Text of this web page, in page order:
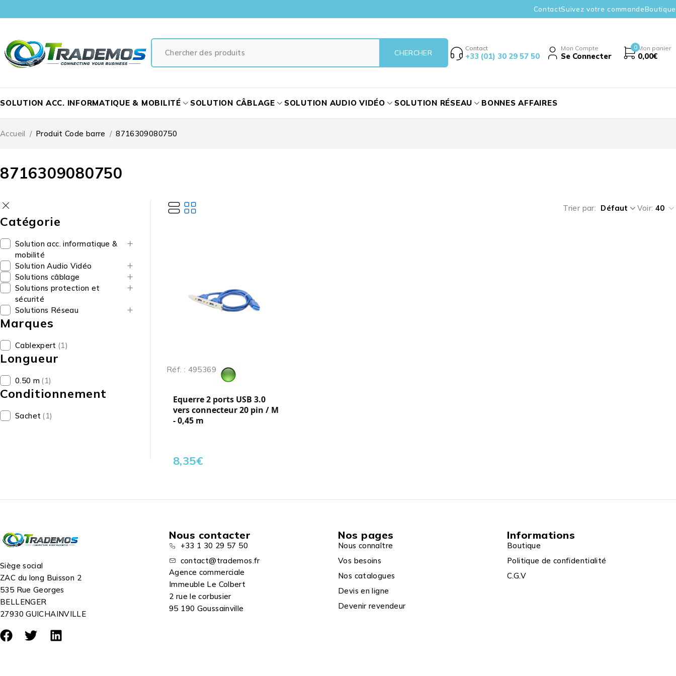
ContactSuivez votre commandeBoutique
Contact
+33 (01) 30 29 57 50
Mon Compte
Se Connecter
0 Mon panier
0,00€
SOLUTION ACC. INFORMATIQUE & MOBILITÉ SOLUTION CÂBLAGE SOLUTION AUDIO VIDÉO SOLUTION RÉSEAU BONNES AFFAIRES
8716309080750
Accueil / Produit Code barre / 8716309080750
Catégorie
Solution acc. informatique &
mobilité
Solution Audio Vidéo
Solutions câblage
Solutions protection et
sécurité
Solutions Réseau
Marques
Cablexpert (1)
Longueur
0.50 m (1)
Conditionnement
Sachet (1)
Trier par Défaut Voir: 40
Réf. : 495369
Equerre 2 ports USB 3.0
vers connecteur 20 pin / M
- 0,45 m
8,35€
Siège social
ZAC du long Buisson 2
535 Rue Georges
BELLENGER
27930 GUICHAINVILLE
Nous contacter
+33 1 30 29 57 50
contact@trademos.fr
Agence commerciale
Immeuble Le Colbert
2 rue le corbusier
95 190 Goussainville
Nos pages
Nous connaître
Vos besoins
Nos catalogues
Devis en ligne
Devenir revendeur
Informations
Boutique
Politique de confidentialité
C.G.V